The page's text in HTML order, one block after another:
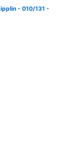
- 010/131 -